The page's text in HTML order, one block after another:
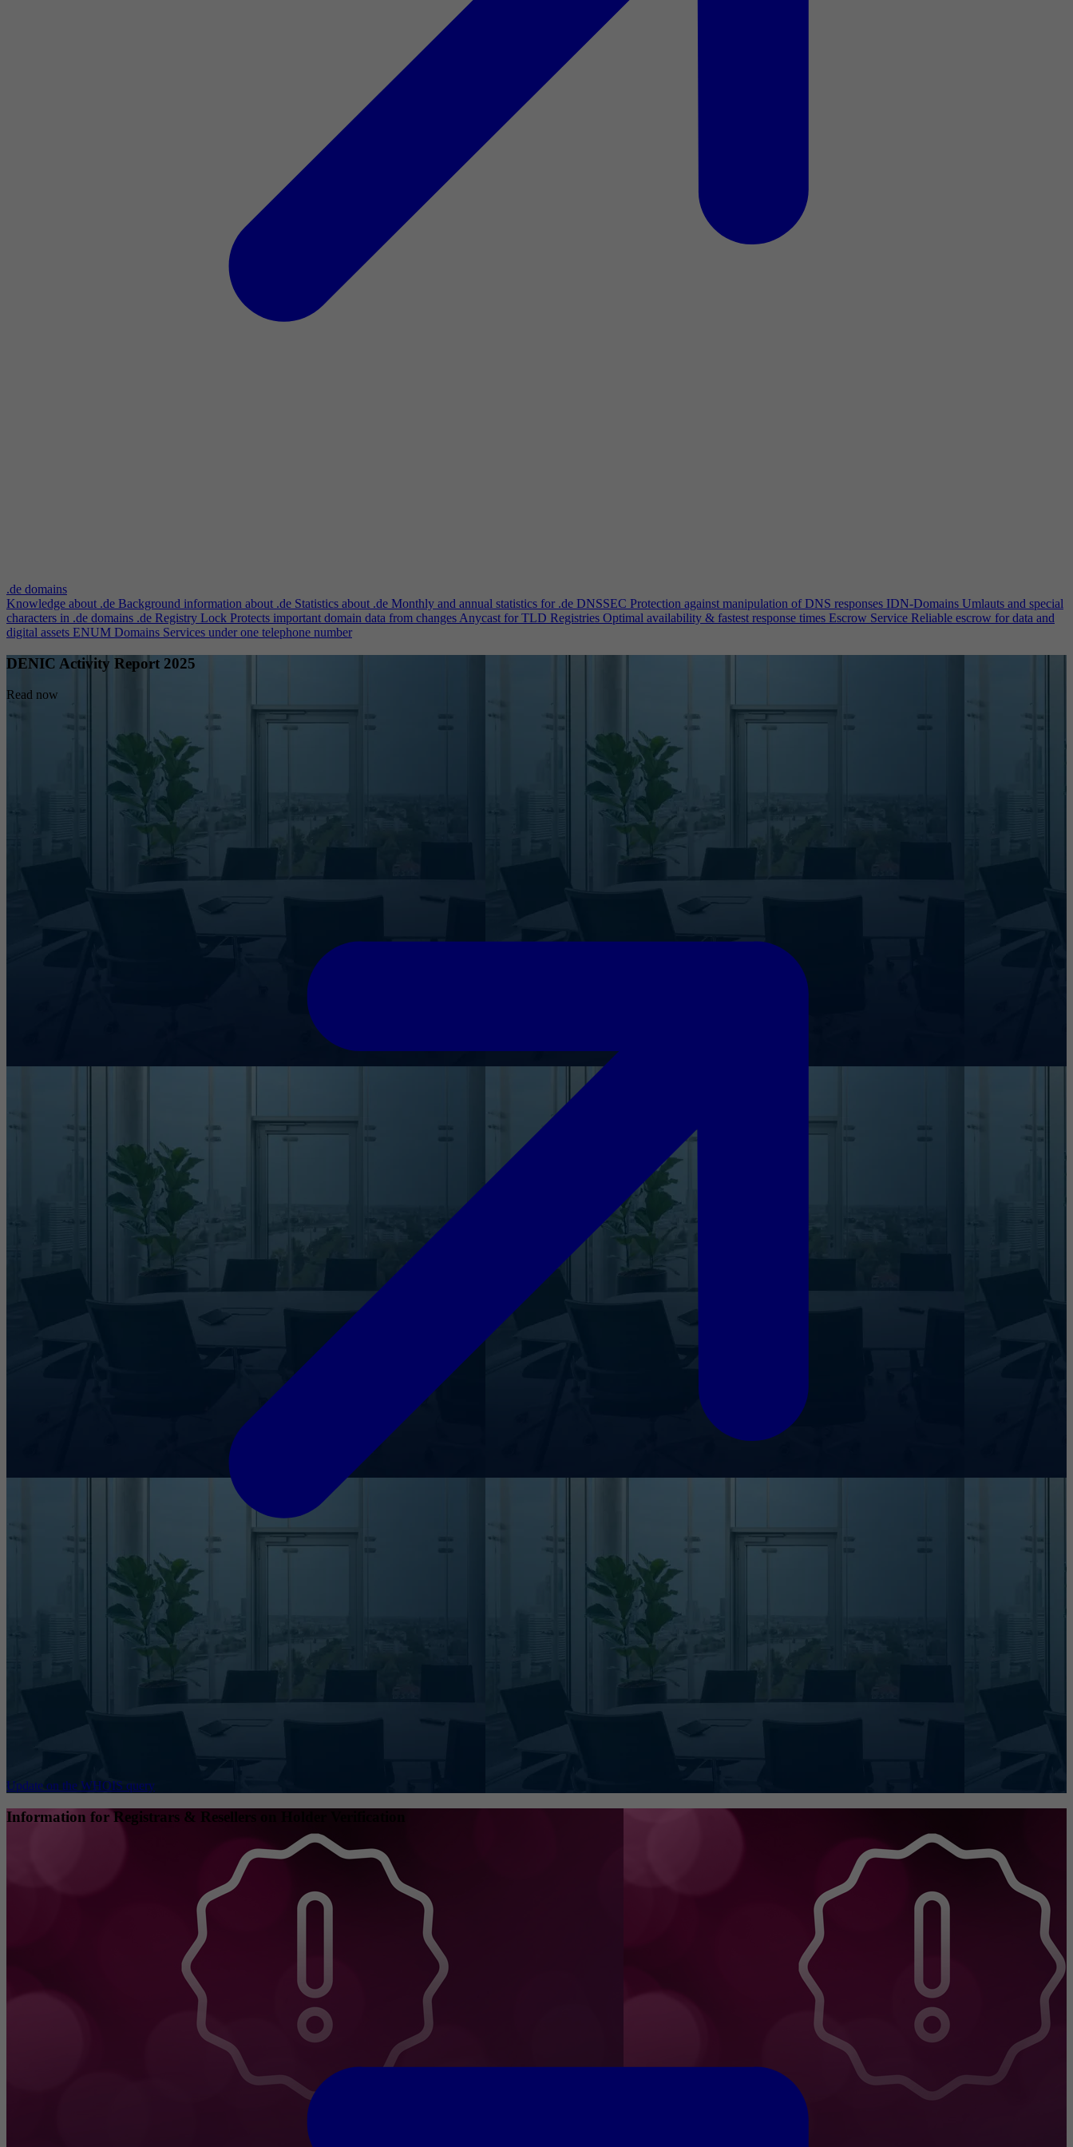
.de domains
Knowledge about .de Background information about .de Statistics about .de Monthly and annual statistics for .de DNSSEC Protection against manipulation of DNS responses IDN-Domains Umlauts and special
characters in .de domains .de Registry Lock Protects important domain data from changesAnycast for TLD Registries Optimal availability & fastest response times Escrow Service Reliable escrow for data and
digital assets ENUM Domains Services under one telephone number
DENIC Activity Report 2025
Read now
Update on the WHOIS query
Information for Registrars & Resellers on Holder Verification